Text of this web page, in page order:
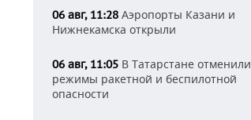
06 авг, 11:28 Аэропорты Казани и
Нижнекамска открыли
06 авг, 11:05 В Татарстане отменили
режимы ракетной и беспилотной
опасности